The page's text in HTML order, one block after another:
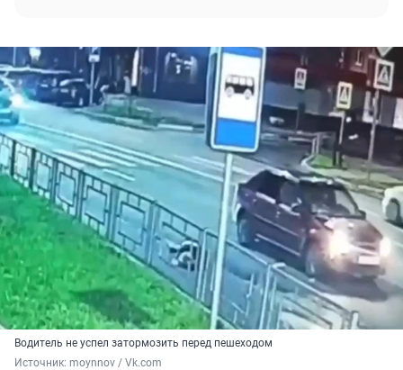
Водитель не успел затормозить перед пешеходом
Источник: moynnov / Vk.com